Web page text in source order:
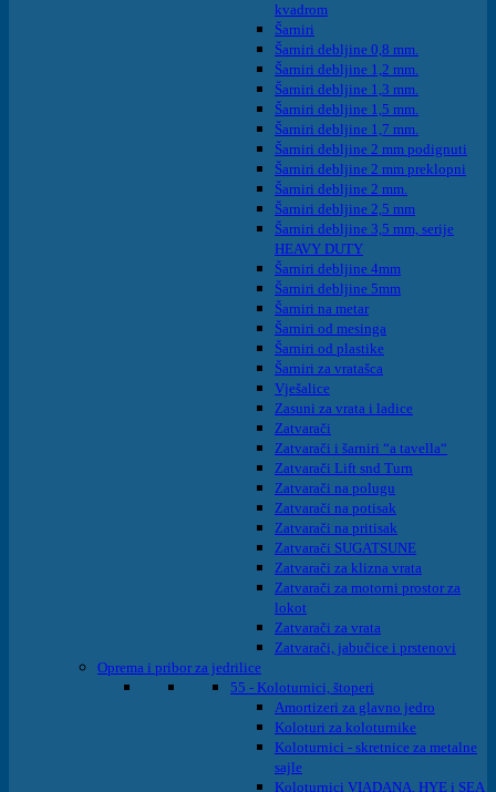
kvadrom
Šarniri
Šarniri debljine 0,8 mm.
Šarniri debljine 1,2 mm.
Šarniri debljine 1,3 mm.
Šarniri debljine 1,5 mm.
Šarniri debljine 1,7 mm.
Šarniri debljine 2 mm podignuti
Šarniri debljine 2 mm preklopni
Šarniri debljine 2 mm.
Šarniri debljine 2,5 mm
Šarniri debljine 3,5 mm, serije
HEAVY DUTY
Šarniri debljine 4mm
Šarniri debljine 5mm
Šarniri na metar
Šarniri od mesinga
Šarniri od plastike
Šarniri za vratašca
Vješalice
Zasuni za vrata i ladice
Zatvarači
Zatvarači i šarniri “a tavella“
Zatvarači Lift snd Turn
Zatvarači na polugu
Zatvarači na potisak
Zatvarači na pritisak
Zatvarači SUGATSUNE
Zatvarači za klizna vrata
Zatvarači za motorni prostor za
lokot
Zatvarači za vrata
Zatvarači, jabučice i prstenovi
Oprema i pribor za jedrilice
55 - Koloturnici, štoperi
Amortizeri za glavno jedro
Koloturi za koloturnike
Koloturnici - skretnice za metalne
sajle
Koloturnici VIADANA, HYE i SEA